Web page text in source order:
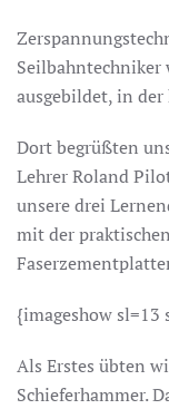
ausgebildet, in
Dort begrüßten
Lehrer Roland
unsere drei
mit der
{imageshow sl=13
Als Erstes übten
Schieferhammer.